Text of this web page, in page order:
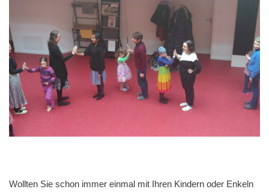
Wollten Sie schon immer einmal mit Ihren Kindern oder Enkeln